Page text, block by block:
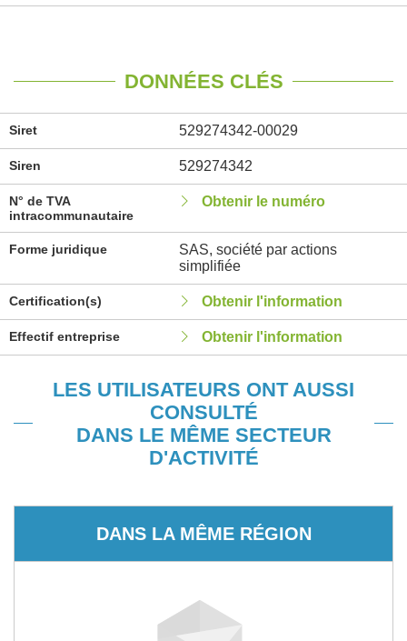
DONNÉES CLÉS
Siret 529274342-00029
Siren 529274342
N° de TVA
intracommunautaire
Obtenir le numéro
Forme juridique
SAS, société par actions
simplifiée
Certification(s) Obtenir l'information
Effectif entreprise Obtenir l'information
LES UTILISATEURS ONT AUSSI
CONSULTÉ
DANS LE MÊME SECTEUR
D'ACTIVITÉ
DANS LA MÊME RÉGION